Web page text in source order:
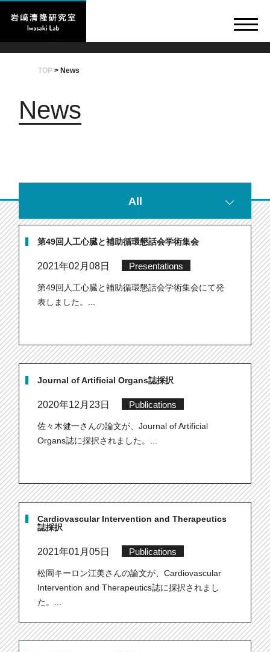
TOP> News
News
All
第49回人工心臓と補助循環懇話会学術集会
2021年02月08日 Presentations
第49回人工心臓と補助循環懇話会学術集会にて発
表しました。...
Journal of Artificial Organs誌採択
2020年12月23日 Publications
佐々木健一さんの論文が、Journal of Artificial
Organs誌に採択されました。...
Cardiovascular Intervention and Therapeutics
誌採択
2021年01月05日 Publications
松岡キーロン江美さんの論文が、Cardiovascular
Intervention and Therapeutics誌に採択されまし
た。...